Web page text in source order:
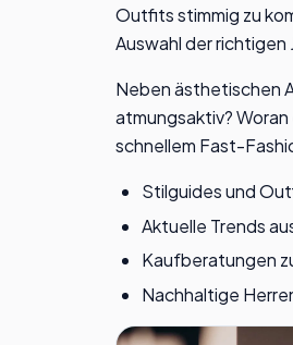
Outfits stimmig zu
Auswahl der
Neben ästhetischen
atmungsaktiv?
schnellem Fast-
Stilguides und
Aktuelle Trends
Kaufberatungen
Nachhaltige